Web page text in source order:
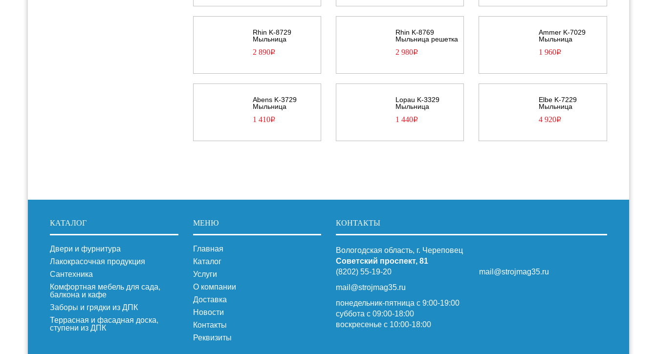
Rhin K-8729
Мыльница
2 890Р
Rhin K-8769
Мыльница решетка
2 980Р
Ammer K-7029
Мыльница
1 960Р
Abens K-3729
Мыльница
1 410Р
Lopau K-3329
Мыльница
1 440Р
Elbe K-7229
Мыльница
4 920Р
КАТАЛОГ
Двери и фурнитура
Лакокрасочная продукция
Сантехника
Комфортная мебель для сада,
балкона и кафе
Заборы и грядки из ДПК
Террасная и фасадная доска,
ступени из ДПК
МЕНЮ
Главная
Каталог
Услуги
О компании
Доставка
Новости
Контакты
Реквизиты
КОНТАКТЫ
Вологодская область, г. Череповец
Советский проспект, 81
(8202) 55-19-20
mail@strojmag35.ru
понедельник-пятница с 9:00-19:00
суббота c 09:00-18:00
воскресенье с 10:00-18:00
mail@strojmag35.ru